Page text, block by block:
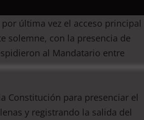
última vez el acceso principal
solemne, con la presencia de
al Mandatario entre
Constitución para presenciar el
y registrando la salida del